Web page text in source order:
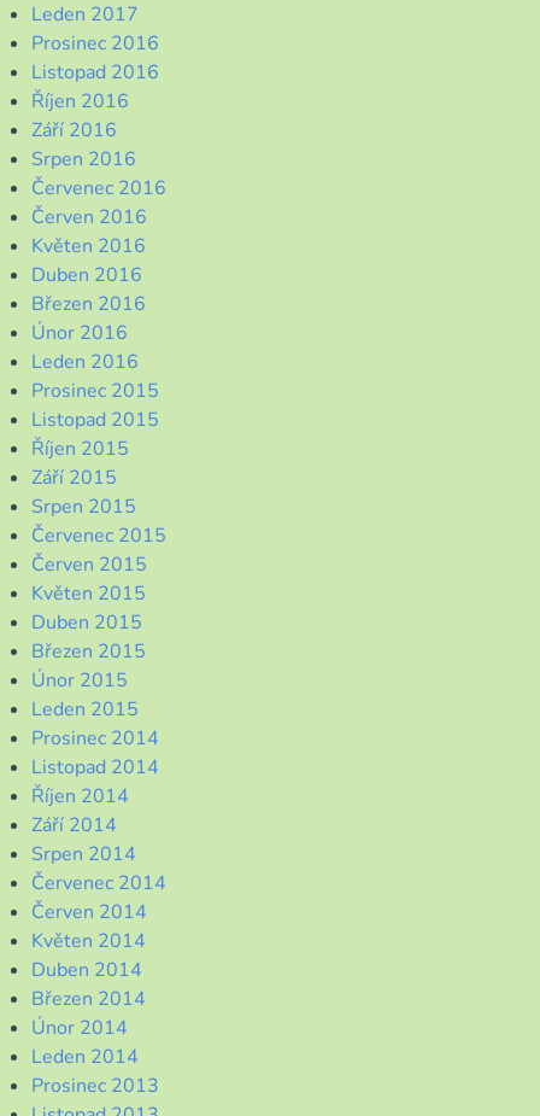
Leden 2017
Prosinec 2016
Listopad 2016
Říjen 2016
Září 2016
Srpen 2016
Červenec 2016
Červen 2016
Květen 2016
Duben 2016
Březen 2016
Únor 2016
Leden 2016
Prosinec 2015
Listopad 2015
Říjen 2015
Září 2015
Srpen 2015
Červenec 2015
Červen 2015
Květen 2015
Duben 2015
Březen 2015
Únor 2015
Leden 2015
Prosinec 2014
Listopad 2014
Říjen 2014
Září 2014
Srpen 2014
Červenec 2014
Červen 2014
Květen 2014
Duben 2014
Březen 2014
Únor 2014
Leden 2014
Prosinec 2013